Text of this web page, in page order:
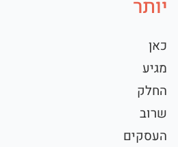
יותר
כאן
מגיע
החלק
שרוב
העסקים